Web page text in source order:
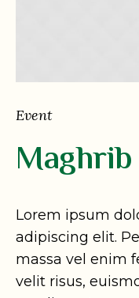
Event
Maghrib
Lorem ipsum
adipiscing elit.
massa vel enim
velit risus,